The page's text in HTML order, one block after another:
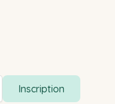
email
Inscription